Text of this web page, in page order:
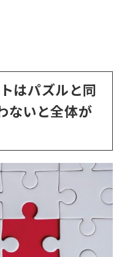
はパズルと同
ないと全体が